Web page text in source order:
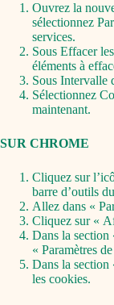
Ouvrez la
sélectionnez
services.
Sous Effacer
éléments à
Sous Intervalle
Sélectionnez
maintenant.
SUR CHROME
Cliquez sur
barre d’outils
Allez dans «
Cliquez sur «
Dans la
« Paramètres
Dans la section
les cookies.